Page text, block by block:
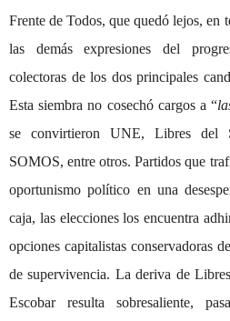
Frente de Todos, que quedó lejos, en
las demás expresiones del
colectoras de los dos principales
Esta siembra no cosechó cargos a “
se convirtieron UNE, Libres del
SOMOS, entre otros. Partidos que
oportunismo político en una
caja, las elecciones los encuentra
opciones capitalistas conservadoras
de supervivencia. La deriva de
Escobar resulta sobresaliente,